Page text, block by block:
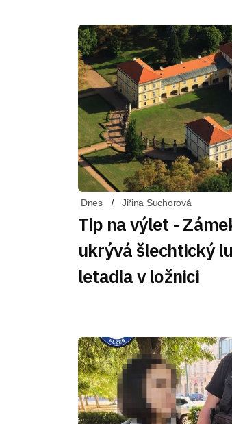
Dnes Jiřina Suchorová
Tip na výlet -
ukrývá šlechtický
letadla v ložnici